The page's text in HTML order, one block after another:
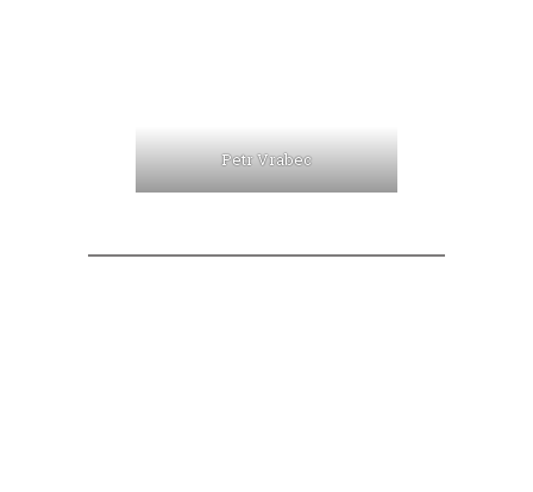
Petr Vrabec